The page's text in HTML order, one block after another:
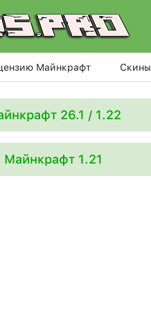
Майнкрафт Скины
26.1 / 1.22
Майнкрафт 1.21